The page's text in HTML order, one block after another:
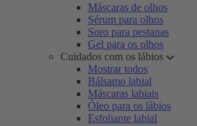
Máscaras de olhos
Sérum para olhos
Soro para pestanas
Gel para os olhos
Cuidados com os lábios
Mostrar todos
Bálsamo labial
Máscaras labiais
Óleo para os lábios
Esfoliante labial